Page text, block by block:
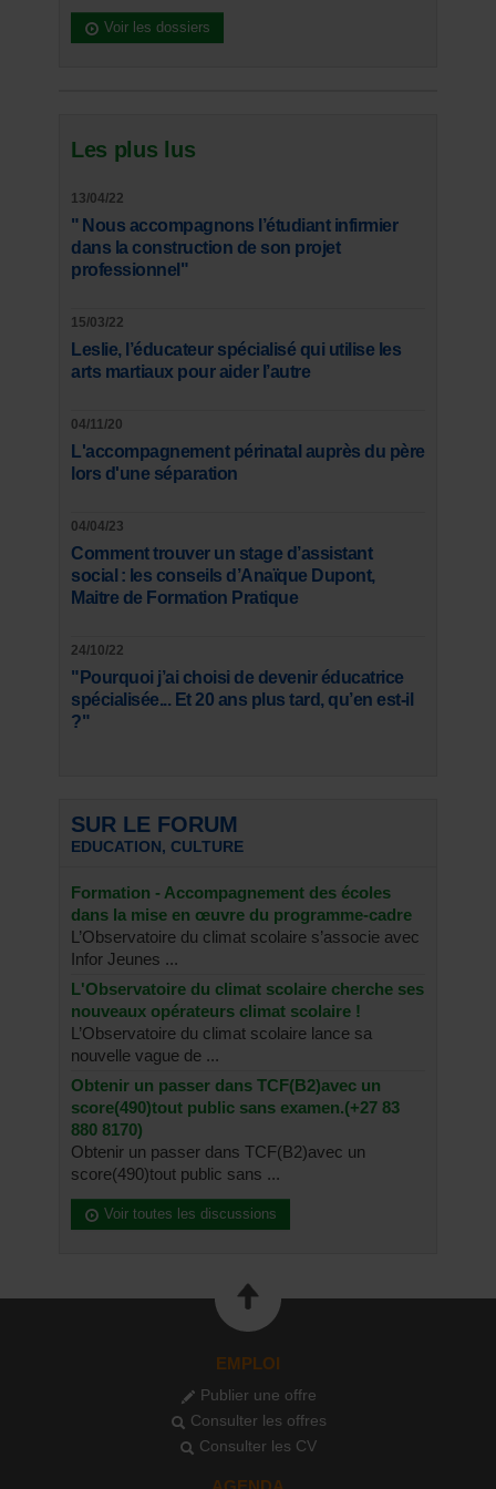
Voir les dossiers
Les plus lus
13/04/22
" Nous accompagnons l’étudiant infirmier
dans la construction de son projet
professionnel"
15/03/22
Leslie, l’éducateur spécialisé qui utilise les
arts martiaux pour aider l’autre
04/11/20
L'accompagnement périnatal auprès du père
lors d'une séparation
04/04/23
Comment trouver un stage d’assistant
social : les conseils d’Anaïque Dupont,
Maitre de Formation Pratique
24/10/22
"Pourquoi j’ai choisi de devenir éducatrice
spécialisée... Et 20 ans plus tard, qu’en est-il
?"
SUR LE FORUM
EDUCATION, CULTURE
Formation - Accompagnement des écoles
dans la mise en œuvre du programme-cadre
L’Observatoire du climat scolaire s’associe avec
Infor Jeunes ...
L'Observatoire du climat scolaire cherche ses
nouveaux opérateurs climat scolaire !
L’Observatoire du climat scolaire lance sa
nouvelle vague de ...
Obtenir un passer dans TCF(B2)avec un
score(490)tout public sans examen.(+27 83
880 8170)
Obtenir un passer dans TCF(B2)avec un
score(490)tout public sans ...
Voir toutes les discussions
EMPLOI
Publier une offre
Consulter les offres
Consulter les CV